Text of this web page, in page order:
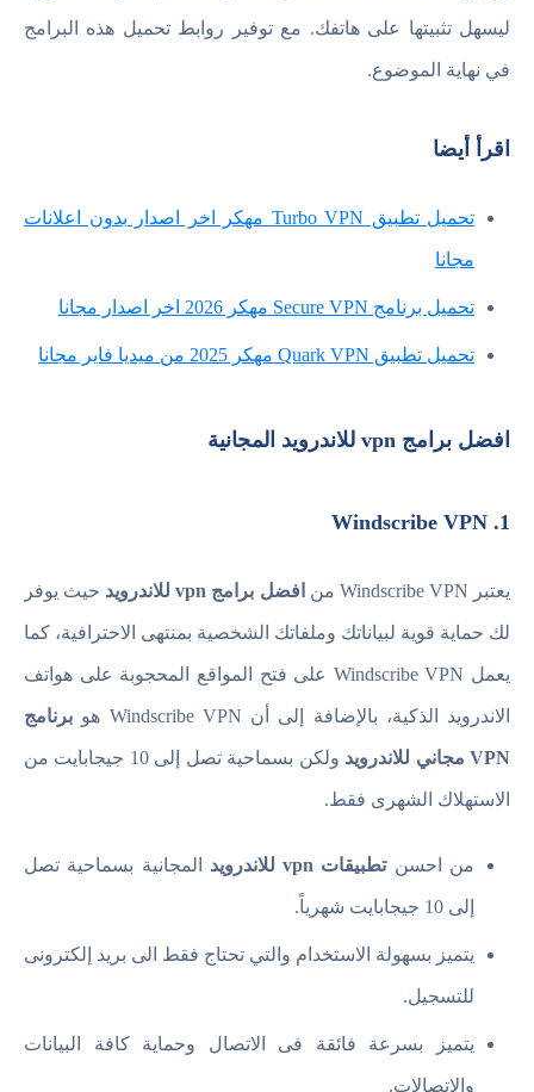
ليسهل تثبيتها على هاتفك. مع توفير روابط تحميل هذه البرامج
في نهاية الموضوع.
اقرأ أيضا
تحميل تطبيق Turbo VPN مهكر اخر اصدار بدون اعلانات
مجانا
تحميل برنامج Secure VPN مهكر 2026 اخر اصدار مجانا
تحميل تطبيق Quark VPN مهكر 2025 من ميديا فاير مجانا
افضل برامج vpn للاندرويد المجانية
1. Windscribe VPN
يعتبر Windscribe VPN ‏من افضل برامج vpn للاندرويد حيث يوفر
لك حماية قوية لبياناتك وملفاتك الشخصية بمنتهى الاحترافية، كما
يعمل Windscribe VPN‏ على فتح المواقع المحجوبة على هواتف
الاندرويد الذكية، بالإضافة إلى أن Windscribe VPN هو برنامج
VPN مجاني للاندرويد ولكن بسماحية تصل إلى 10 جيجابايت من
الاستهلاك الشهرى فقط.
من احسنتطبيقات vpn للاندرويد المجانية بسماحية تصل
إلى 10 جيجابايت شهرياً.
يتميز بسهولة الاستخدام والتي تحتاج فقط الى بريد إلكترونى
للتسجيل.
يتميز بسرعة فائقة فى الاتصال وحماية كافة البيانات
والاتصالات.